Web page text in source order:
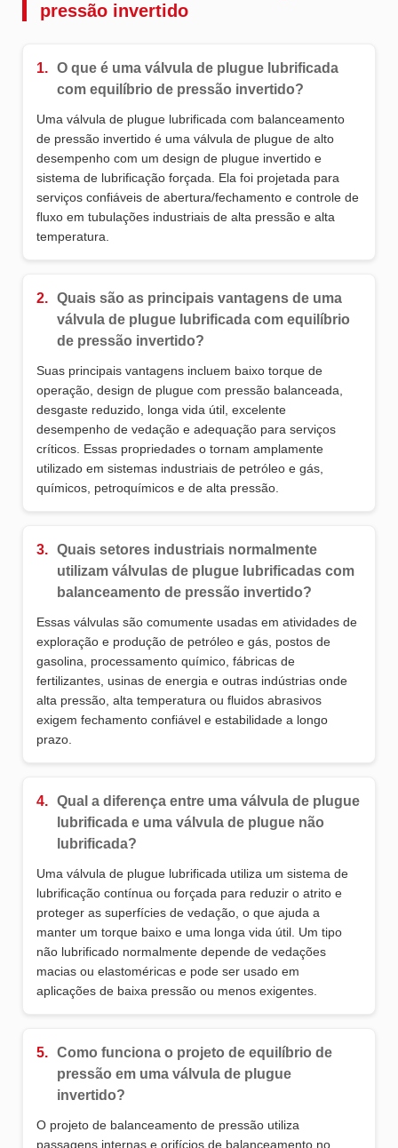
pressão invertido
1. O que é uma válvula de plugue lubrificada
com equilíbrio de pressão invertido?
Uma válvula de plugue lubrificada com balanceamento
de pressão invertido é uma válvula de plugue de alto
desempenho com um design de plugue invertido e
sistema de lubrificação forçada. Ela foi projetada para
serviços confiáveis de abertura/fechamento e controle de
fluxo em tubulações industriais de alta pressão e alta
temperatura.
2. Quais são as principais vantagens de uma
válvula de plugue lubrificada com equilíbrio
de pressão invertido?
Suas principais vantagens incluem baixo torque de
operação, design de plugue com pressão balanceada,
desgaste reduzido, longa vida útil, excelente
desempenho de vedação e adequação para serviços
críticos. Essas propriedades o tornam amplamente
utilizado em sistemas industriais de petróleo e gás,
químicos, petroquímicos e de alta pressão.
3. Quais setores industriais normalmente
utilizam válvulas de plugue lubrificadas com
balanceamento de pressão invertido?
Essas válvulas são comumente usadas em atividades de
exploração e produção de petróleo e gás, postos de
gasolina, processamento químico, fábricas de
fertilizantes, usinas de energia e outras indústrias onde
alta pressão, alta temperatura ou fluidos abrasivos
exigem fechamento confiável e estabilidade a longo
prazo.
4. Qual a diferença entre uma válvula de plugue
lubrificada e uma válvula de plugue não
lubrificada?
Uma válvula de plugue lubrificada utiliza um sistema de
lubrificação contínua ou forçada para reduzir o atrito e
proteger as superfícies de vedação, o que ajuda a
manter um torque baixo e uma longa vida útil. Um tipo
não lubrificado normalmente depende de vedações
macias ou elastoméricas e pode ser usado em
aplicações de baixa pressão ou menos exigentes.
5. Como funciona o projeto de equilíbrio de
pressão em uma válvula de plugue
invertido?
O projeto de balanceamento de pressão utiliza
passagens internas e orifícios de balanceamento no